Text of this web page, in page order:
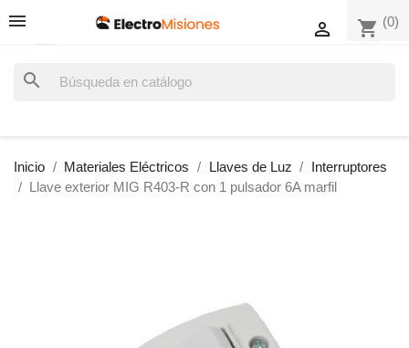
shopping_cart (0)

search
Inicio Materiales Eléctricos Llaves de Luz
Interruptores
Llave exterior MIG R403-R con 1 pulsador 6A marfil